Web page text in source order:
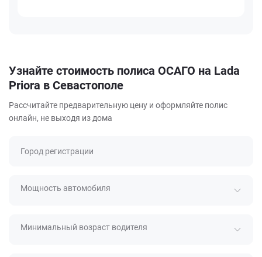
Узнайте стоимость полиса ОСАГО на Lada
Priora в Севастополе
Рассчитайте предварительную цену и оформляйте полис
онлайн, не выходя из дома
Город регистрации
Мощность автомобиля
Минимальный возраст водителя